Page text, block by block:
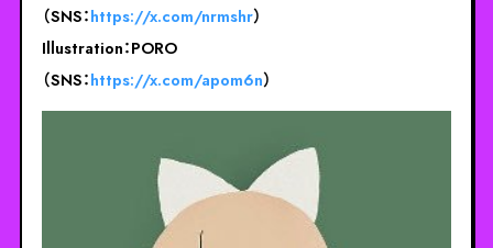
（SNS：https://x.com/nrmshr）
Illustration：PORO
（SNS：https://x.com/apom6n）